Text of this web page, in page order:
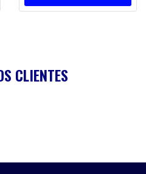
CLIENTES